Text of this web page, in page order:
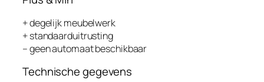
+ degelijk meubelwerk
+ standaarduitrusting
– geen automaat beschikbaar
Technische gegevens